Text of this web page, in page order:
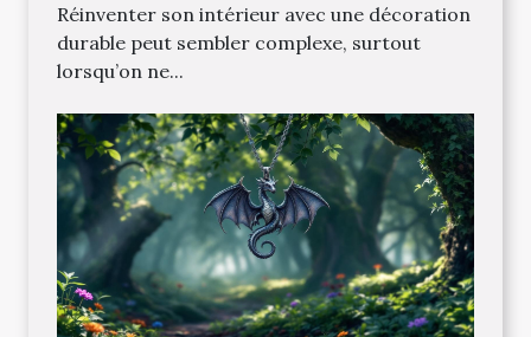
Réinventer son intérieur avec une décoration
durable peut sembler complexe, surtout
lorsqu’on ne...